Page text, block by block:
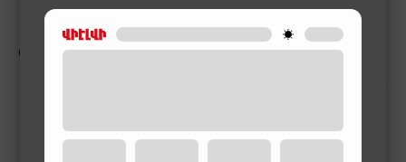
СОПУТСТВУЮЩИЕ ТОВАРЫ